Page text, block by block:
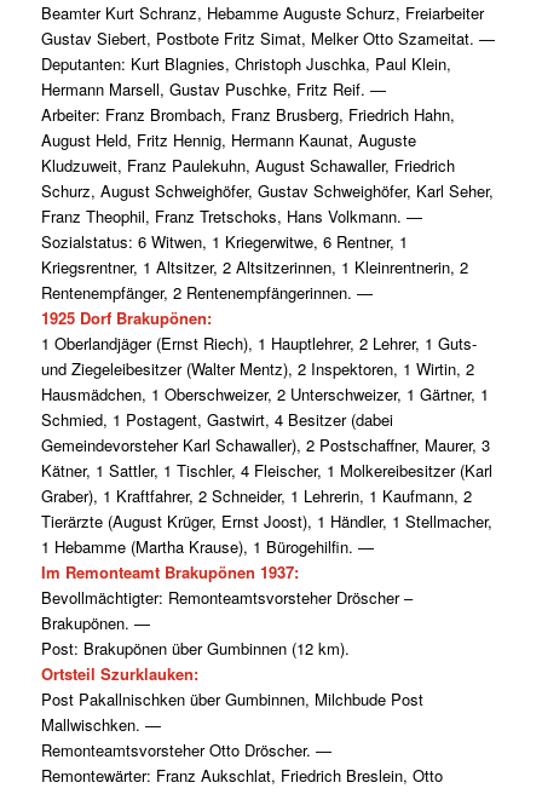
Beamter Kurt Schranz, Hebamme Auguste Schurz, Freiarbeiter
Gustav Siebert, Postbote Fritz Simat, Melker Otto Szameitat. —
Deputanten: Kurt Blagnies, Christoph Juschka, Paul Klein,
Hermann Marsell, Gustav Puschke, Fritz Reif. —
Arbeiter: Franz Brombach, Franz Brusberg, Friedrich Hahn,
August Held, Fritz Hennig, Hermann Kaunat, Auguste
Kludzuweit, Franz Paulekuhn, August Schawaller, Friedrich
Schurz, August Schweighöfer, Gustav Schweighöfer, Karl Seher,
Franz Theophil, Franz Tretschoks, Hans Volkmann. —
Sozialstatus: 6 Witwen, 1 Kriegerwitwe, 6 Rentner, 1
Kriegsrentner, 1 Altsitzer, 2 Altsitzerinnen, 1 Kleinrentnerin, 2
Rentenempfänger, 2 Rentenempfängerinnen. —
1925 Dorf Brakupönen:
1 Oberlandjäger (Ernst Riech), 1 Hauptlehrer, 2 Lehrer, 1 Guts-
und Ziegeleibesitzer (Walter Mentz), 2 Inspektoren, 1 Wirtin, 2
Hausmädchen, 1 Oberschweizer, 2 Unterschweizer, 1 Gärtner, 1
Schmied, 1 Postagent, Gastwirt, 4 Besitzer (dabei
Gemeindevorsteher Karl Schawaller), 2 Postschaffner, Maurer, 3
Kätner, 1 Sattler, 1 Tischler, 4 Fleischer, 1 Molkereibesitzer (Karl
Graber), 1 Kraftfahrer, 2 Schneider, 1 Lehrerin, 1 Kaufmann, 2
Tierärzte (August Krüger, Ernst Joost), 1 Händler, 1 Stellmacher,
1 Hebamme (Martha Krause), 1 Bürogehilfin. —
Im Remonteamt Brakupönen 1937:
Bevollmächtigter: Remonteamtsvorsteher Dröscher –
Brakupönen. —
Post: Brakupönen über Gumbinnen (12 km).
Ortsteil Szurklauken:
Post Pakallnischken über Gumbinnen, Milchbude Post
Mallwischken. —
Remonteamtsvorsteher Otto Dröscher. —
Remontewärter: Franz Aukschlat, Friedrich Breslein, Otto